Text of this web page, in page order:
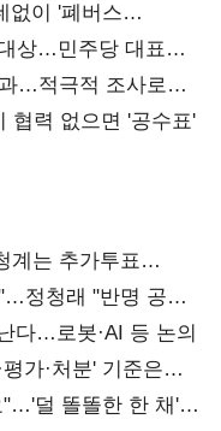
없이 '폐버스
상…민주당 대표로
…적극적 조사로
협력 없으면 '공수표'
계는 추가투표
정청래 "반명 공세
다…로봇·AI 등 논의
가·처분' 기준은
"…'덜 똘똘한 한 채'